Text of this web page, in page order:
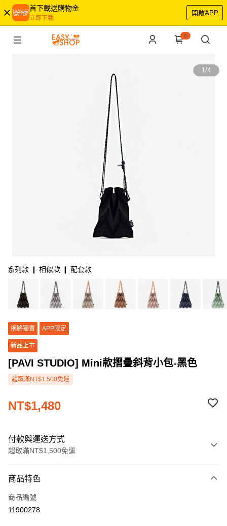
首下載送購物金
立即下載
開啟APP
0
1/4
系列款 ❙ 相似款 ❙ 配套款
網路獨賣 APP限定
新品上市
[PAVI STUDIO] Mini款摺疊斜背小包-黑色
超取滿NT$1,500免運
NT$1,480
付款與運送方式
超取滿NT$1,500免運
信用卡一次付款
超商取貨付款
商品特色
商品編號
11900278